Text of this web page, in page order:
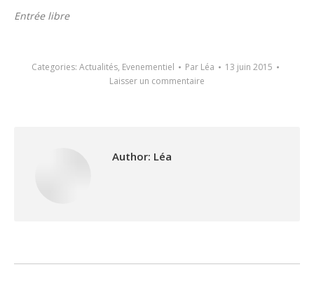
Entrée libre
Categories: Actualités, Evenementiel Par Léa
13 juin 2015
Laisser un commentaire
Author: Léa